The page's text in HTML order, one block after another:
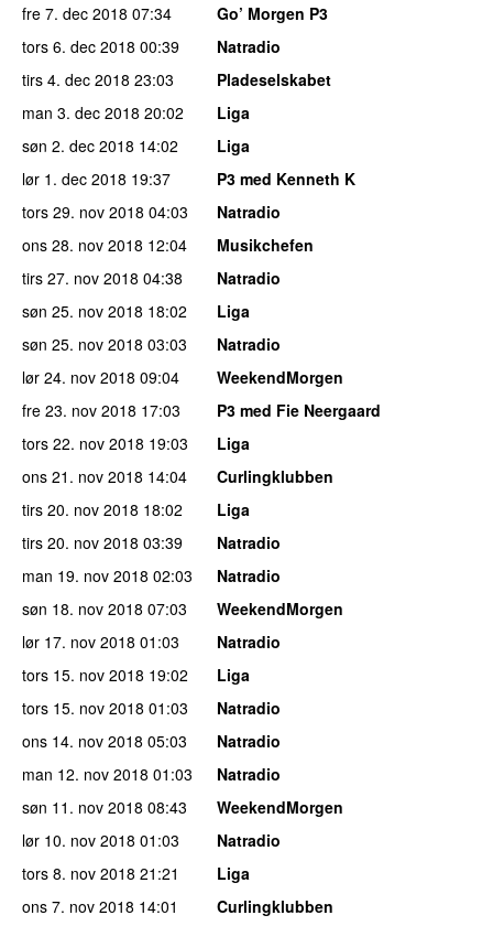
fre 7. dec 2018 07:34
Go’ Morgen P3
tors 6. dec 2018 00:39
Natradio
tirs 4. dec 2018 23:03
Pladeselskabet
man 3. dec 2018 20:02
Liga
søn 2. dec 2018 14:02
Liga
lør 1. dec 2018 19:37
P3 med Kenneth K
tors 29. nov 2018 04:03
Natradio
ons 28. nov 2018 12:04
Musikchefen
tirs 27. nov 2018 04:38
Natradio
søn 25. nov 2018 18:02
Liga
søn 25. nov 2018 03:03
Natradio
lør 24. nov 2018 09:04
WeekendMorgen
fre 23. nov 2018 17:03
P3 med Fie Neergaard
tors 22. nov 2018 19:03
Liga
ons 21. nov 2018 14:04
Curlingklubben
tirs 20. nov 2018 18:02
Liga
tirs 20. nov 2018 03:39
Natradio
man 19. nov 2018 02:03
Natradio
søn 18. nov 2018 07:03
WeekendMorgen
lør 17. nov 2018 01:03
Natradio
tors 15. nov 2018 19:02
Liga
tors 15. nov 2018 01:03
Natradio
ons 14. nov 2018 05:03
Natradio
man 12. nov 2018 01:03
Natradio
søn 11. nov 2018 08:43
WeekendMorgen
lør 10. nov 2018 01:03
Natradio
tors 8. nov 2018 21:21
Liga
ons 7. nov 2018 14:01
Curlingklubben